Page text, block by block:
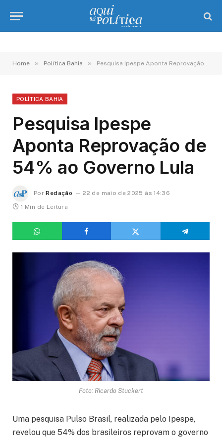
Home » Política Bahia » Pesquisa Ipespe Aponta Reprovação de 54% ao Governo Lula
POLÍTICA BAHIA
Pesquisa Ipespe
Aponta Reprovação de
54% ao Governo Lula
Por Redação
22 de maio de 2025 às 14:36
1 Min de Leitura
Foto: Ricardo Stuckert
Uma pesquisa Pulso Brasil, realizada pelo Ipespe,
revelou que 54% dos brasileiros reprovam o governo